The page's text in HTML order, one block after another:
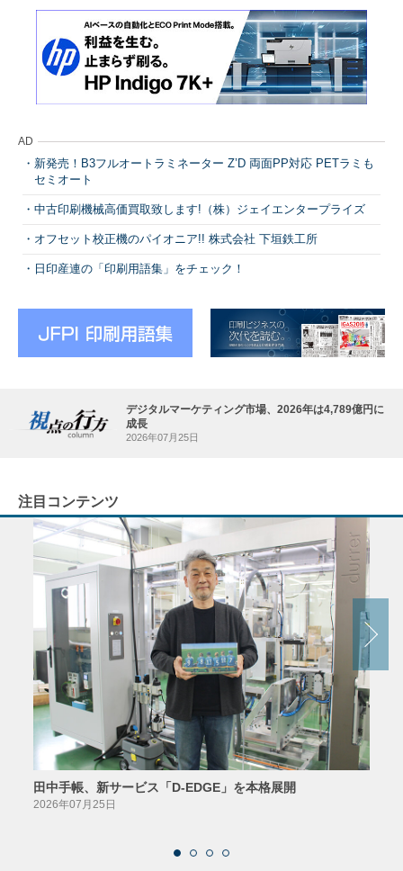
AD
新発売！B3フルオートラミネーター Z’D 両面PP対応 PETラミも
セミオート
中古印刷機械高価買取致します!（株）ジェイエンタープライズ
オフセット校正機のパイオニア!! 株式会社 下垣鉄工所
日印産連の「印刷用語集」をチェック！
デジタルマーケティング市場、2026年は4,789億円に
成長
2026年07月25日
注目コンテンツ
田中手帳、新サービス「D-EDGE」を本格展開
2026年07月25日